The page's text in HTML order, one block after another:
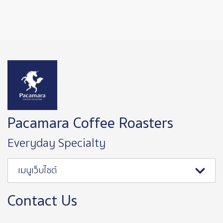
Pacamara Coffee Roasters
Everyday Specialty
เมนูเว็บไซต์
Contact Us